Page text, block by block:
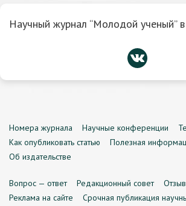
Научный журнал “Молодой ученый”
Номера журнала Научные конференции
Как опубликовать статью
Полезная
Об издательстве
Вопрос — ответ Редакционный совет
Реклама на сайте
Срочная публикация